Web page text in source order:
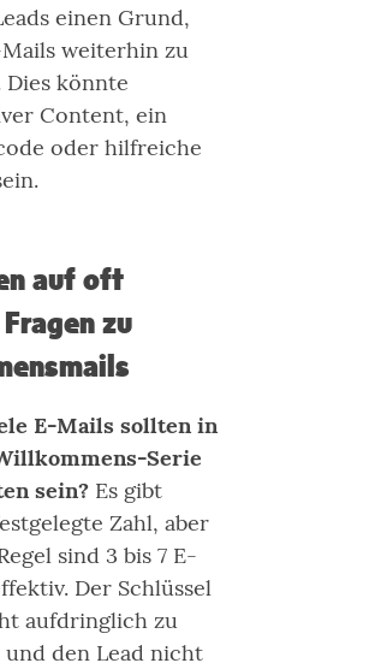
einen Grund,
weiterhin zu
Dies könnte
Content, ein
oder hilfreiche
auf oft
zu
E-Mails sollten in
Serie
sein? Es gibt
Zahl, aber
sind 3 bis 7 E-
Der Schlüssel
aufdringlich zu
den Lead nicht